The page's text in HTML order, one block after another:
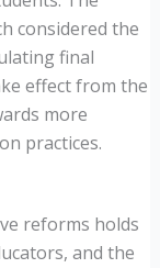
considered the
final
effect from the
more
practices.
reforms holds
and the